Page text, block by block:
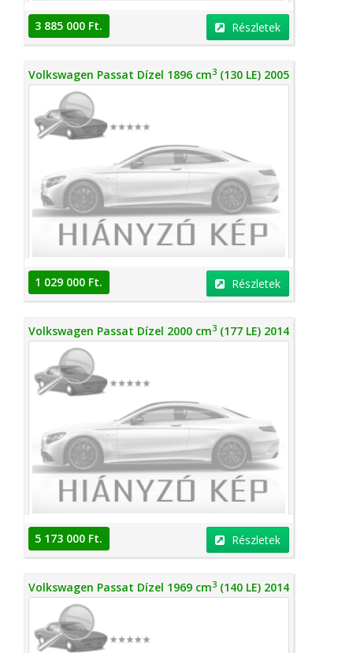
3 885 000 Ft. Részletek
Volkswagen Passat Dízel 1896 cm3 (130 LE) 2005
1 029 000 Ft. Részletek
Volkswagen Passat Dízel 2000 cm3 (177 LE) 2014
5 173 000 Ft. Részletek
Volkswagen Passat Dízel 1969 cm3 (140 LE) 2014